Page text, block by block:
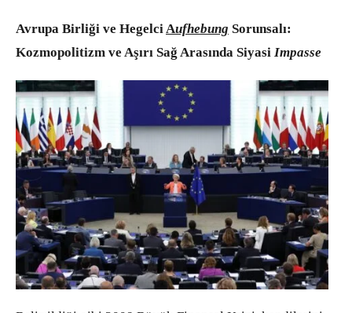
Avrupa Birliği ve HegelciAufhebung Sorunsalı:
Kozmopolitizm ve Aşırı Sağ Arasında Siyasi Impasse